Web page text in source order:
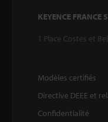
KEYENCE FRANCE
1 Place Costes et
Modèles certifiés
Directive DEEE et
Confidentialité